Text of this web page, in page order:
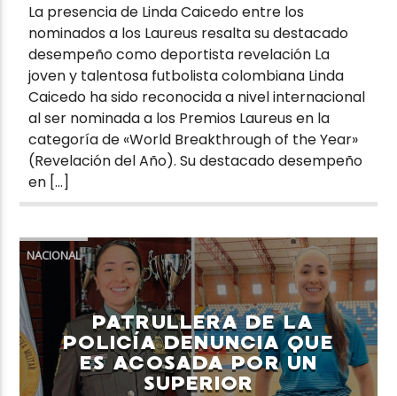
La presencia de Linda Caicedo entre los
nominados a los Laureus resalta su destacado
desempeño como deportista revelación La
joven y talentosa futbolista colombiana Linda
Caicedo ha sido reconocida a nivel internacional
al ser nominada a los Premios Laureus en la
categoría de «World Breakthrough of the Year»
(Revelación del Año). Su destacado desempeño
en […]
NACIONAL
PATRULLERA DE LA
POLICÍA DENUNCIA QUE
ES ACOSADA POR UN
SUPERIOR